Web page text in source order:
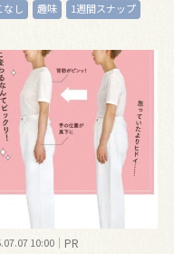
なし 趣味 1週間スナップ
10:00 PR